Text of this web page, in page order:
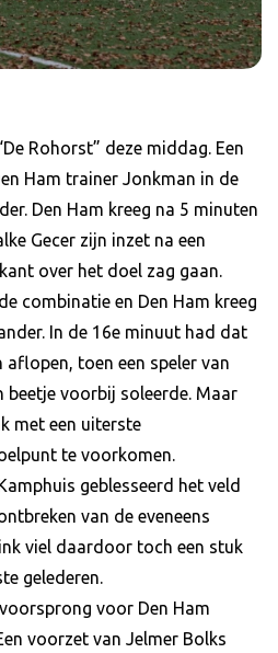
Rohorst” deze middag. Een
Ham trainer Jonkman in de
Den Ham kreeg na 5 minuten
Gecer zijn inzet na een
over het doel zag gaan.
combinatie en Den Ham kreeg
In de 16e minuut had dat
aflopen, toen een speler van
beetje voorbij soleerde. Maar
met een uiterste
te voorkomen.
geblesseerd het veld
van de eveneens
viel daardoor toch een stuk
gelederen.
voor Den Ham
voorzet van Jelmer Bolks